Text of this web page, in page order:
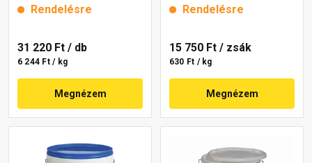
Rendelésre
31 220 Ft / db
6 244 Ft / kg
Megnézem
Rendelésre
15 750 Ft / zsák
630 Ft / kg
Megnézem